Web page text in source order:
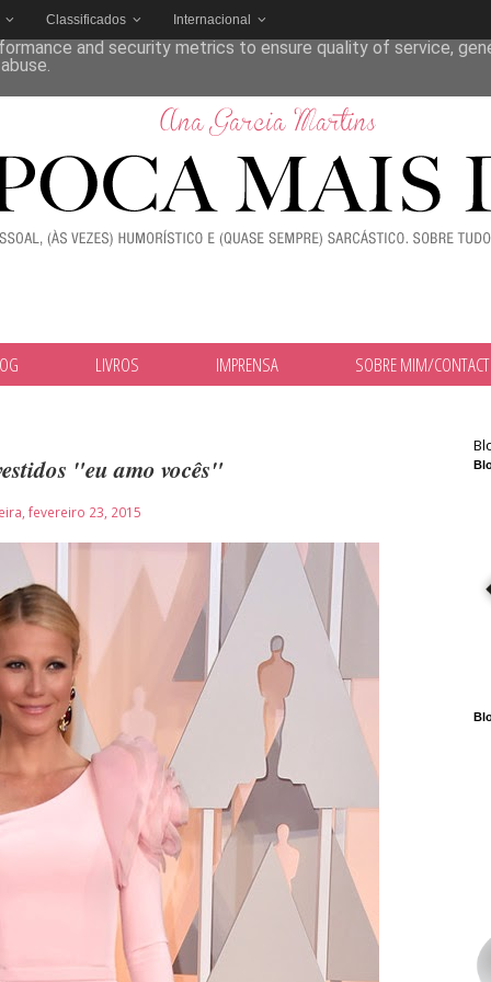
Classificados Internacional
LIVROS IMPRENSA SOBRE MIM/
"eu amo vocês"
fevereiro 23, 2015
its services and to analyze traffic. Your IP address and
and security metrics to ensure quality of service,